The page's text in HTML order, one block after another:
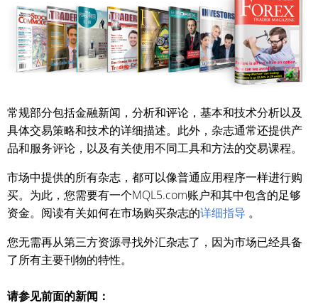
常规部分包括金融新闻，分析和评论，基本和技术分析以及
具体交易策略和技术的详细描述。此外，杂志通常还提供产
品和服务评论，以及有关使用不同工具和方法的交易课程。
市场中提供的所有杂志，都可以像普通应用程序一样进行购
买。为此，您需要有一个MQL5.com账户和其中包含的足够
资金。阅读有关如何在市场购买杂志的详细指导 。
您无需再从第三方资源寻找外汇杂志了，因为市场已经具备
了所有主要刊物的特性。
请参见前面的新闻：